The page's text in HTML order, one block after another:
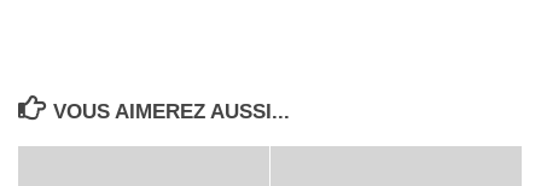
VOUS AIMEREZ AUSSI...